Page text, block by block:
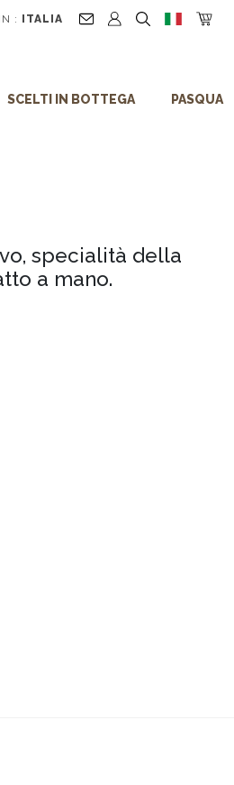
: ITALIA
SCELTI IN BOTTEGA PASQUA
specialità della
a mano.